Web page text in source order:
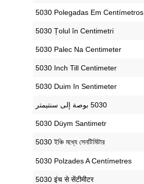
‎5030 Polegadas Em Centímetros
‎5030 Țolul în Centimetri
‎5030 Palec Na Centimeter
‎5030 Inch Till Centimeter
‎5030 Duim In Sentimeter
‎5030 Düym Santimetr
‎5030 ইঞ্চি মধ্যে সেনটিমিটার
‎5030 Polzades A Centímetres
‎5030 इंच से सेंटीमीटर